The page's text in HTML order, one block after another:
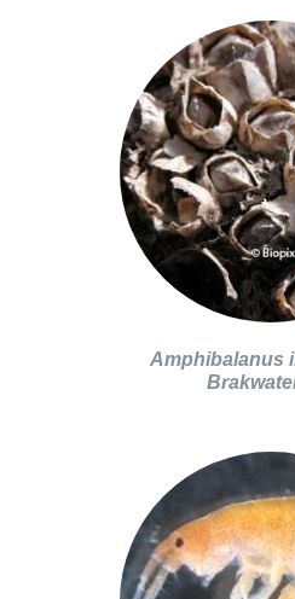
Amphibalanus